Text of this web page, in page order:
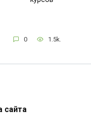
0 1.5k.
сайта